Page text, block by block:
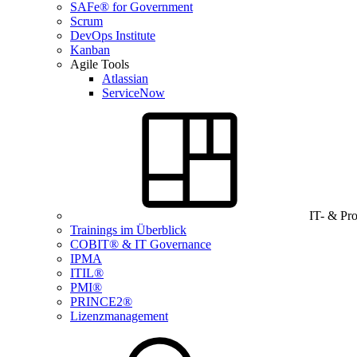
SAFe® for Government
Scrum
DevOps Institute
Kanban
Agile Tools
Atlassian
ServiceNow
IT- &
Trainings im Überblick
COBIT® & IT Governance
IPMA
ITIL®
PMI®
PRINCE2®
Lizenzmanagement